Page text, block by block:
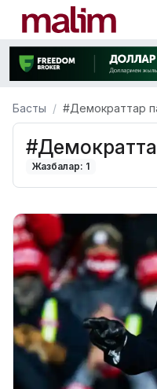
Басты #Демократтар
Жазбалар: 1